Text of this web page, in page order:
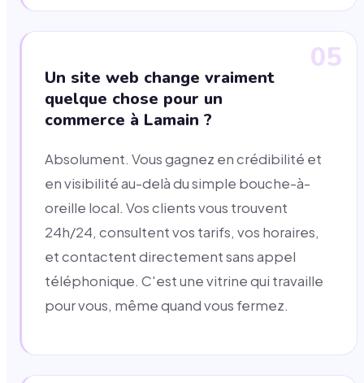
05
Un site web change vraiment
quelque chose pour un
commerce à Lamain ?
Absolument. Vous gagnez en crédibilité et
en visibilité au-delà du simple bouche-à-
oreille local. Vos clients vous trouvent
24h/24, consultent vos tarifs, vos horaires,
et contactent directement sans appel
téléphonique. C'est une vitrine qui travaille
pour vous, même quand vous fermez.